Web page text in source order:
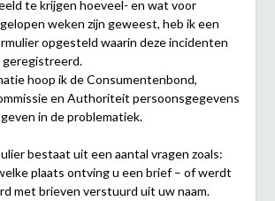
te krijgen hoeveel- en wat voor
weken zijn geweest, heb ik een
opgesteld waarin deze incidenten
hoop ik de Consumentenbond,
en Authoriteit persoonsgegevens
in de problematiek.
bestaat uit een aantal vragen zoals:
plaats ontving u een brief – of werdt
met brieven verstuurd uit uw naam.